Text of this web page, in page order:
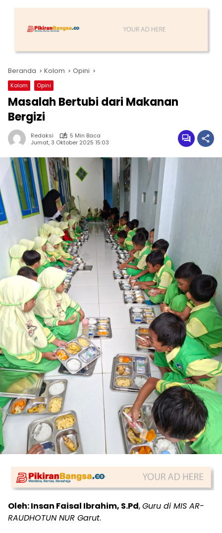
Beranda Kolom Opini
Kolom Opini
Masalah Bertubi dari Makanan
Bergizi
Redaksi
5 Min Baca
Jumat, 3 Oktober 2025 15:03
Oleh: Insan Faisal Ibrahim, S.Pd,Guru di MIS AR-
RAUDHOTUN NUR Garut.